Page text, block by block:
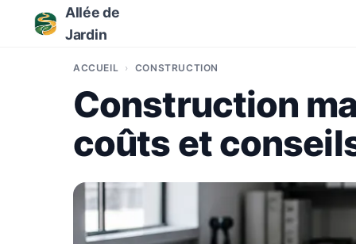
Allée de
Jardin
ACCUEIL CONSTRUCTION
Construction
coûts et